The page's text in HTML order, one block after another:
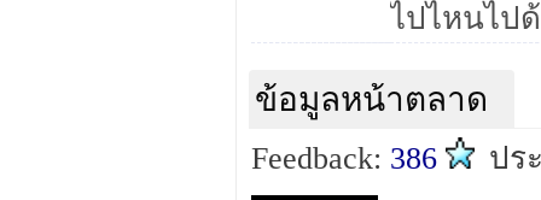
ไปไหนไป
ข้อมูลหน้าตลาด
Feedback: 386 ปร